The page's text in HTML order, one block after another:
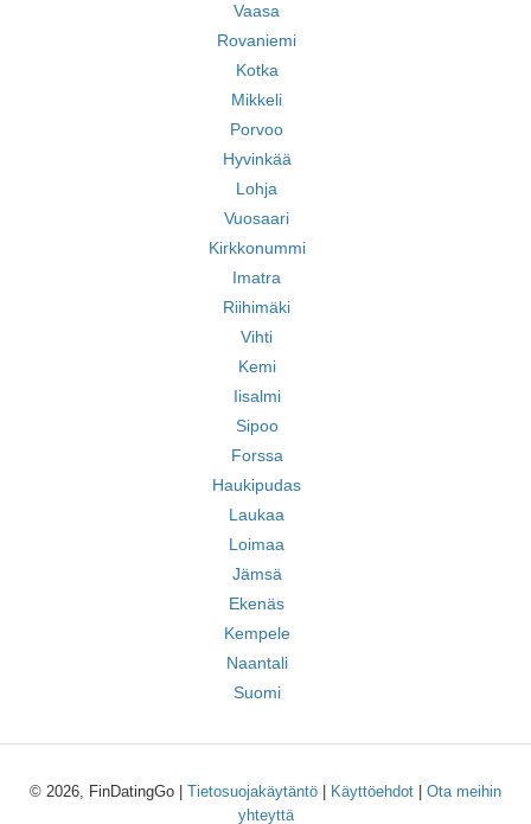
Vaasa
Rovaniemi
Kotka
Mikkeli
Porvoo
Hyvinkää
Lohja
Vuosaari
Kirkkonummi
Imatra
Riihimäki
Vihti
Kemi
Iisalmi
Sipoo
Forssa
Haukipudas
Laukaa
Loimaa
Jämsä
Ekenäs
Kempele
Naantali
Suomi
© 2026, FinDatingGo | Tietosuojakäytäntö Käyttöehdot
Ota meihin
yhteyttä